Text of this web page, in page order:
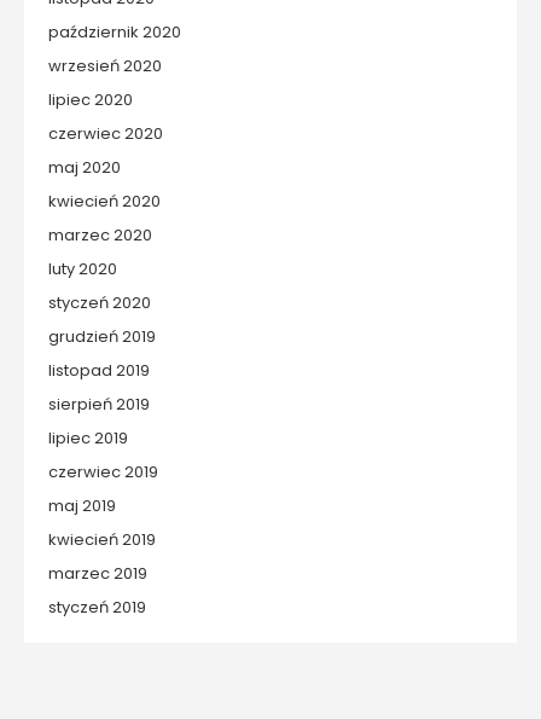
październik 2020
wrzesień 2020
lipiec 2020
czerwiec 2020
maj 2020
kwiecień 2020
marzec 2020
luty 2020
styczeń 2020
grudzień 2019
listopad 2019
sierpień 2019
lipiec 2019
czerwiec 2019
maj 2019
kwiecień 2019
marzec 2019
styczeń 2019